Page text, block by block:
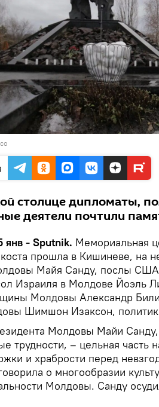
столице дипломаты,
деятели почтили
- Sputnik. Мемориальная
прошла в Кишиневе, на
Майя Санду, послы
Израиля в Молдове Йоэль
Молдовы Александр
Шимшон Изаксон,
Молдовы Майи
трудности, – цельная часть
и храбрости перед
о многообразии
Молдовы. Санду